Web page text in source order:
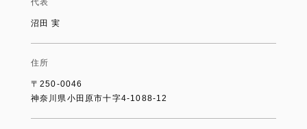
代表
沼田 実
住所
〒250-0046
神奈川県小田原市十字4-1088-12